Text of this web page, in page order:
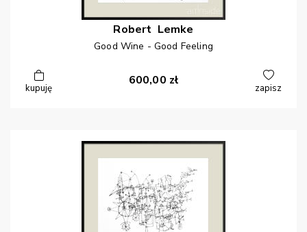
Robert Lemke
Good Wine - Good Feeling
kupuję
600,00 zł
zapisz